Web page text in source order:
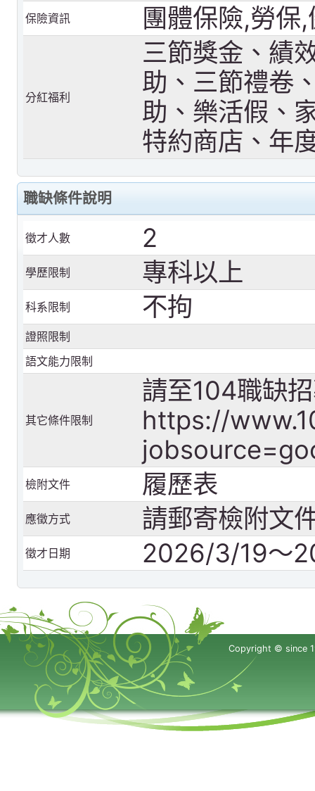
保險資訊 團體保險,勞保
分紅福利
三節獎金、績
助、三節禮卷
助、樂活假、
特約商店、年
職缺條件說明
徵才人數 2
學歷限制 專科以上
科系限制 不拘
證照限制
語文能力限制
其它條件限制
請至104職缺
https://
檢附文件 履歷表
應徵方式 請郵寄檢附文
徵才日期 2026/3/19～
Copyright © since